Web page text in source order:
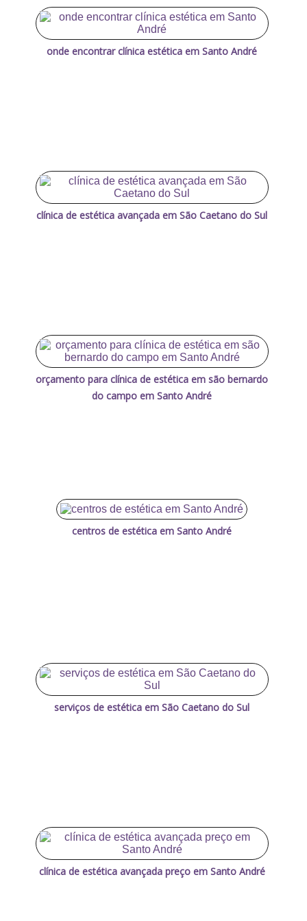
onde encontrar clínica estética em Santo André
clínica de estética avançada em São Caetano do Sul
orçamento para clínica de estética em são bernardo
do campo em Santo André
centros de estética em Santo André
serviços de estética em São Caetano do Sul
clínica de estética avançada preço em Santo André